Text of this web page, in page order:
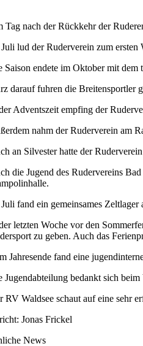
Tag nach der Rückkehr der
lud der Ruderverein zum
Saison endete im Oktober mit dem
darauf fuhren die Breitensportler
Adventszeit empfing der
nahm der Ruderverein am
an Silvester hatte der
die Jugend des Rudervereins
fand ein gemeinsames
letzten Woche vor den
zu geben. Auch das
Jahresende fand eine
Jugendabteilung bedankt sich
RV Waldsee schaut auf eine sehr
Jonas Frickel
News